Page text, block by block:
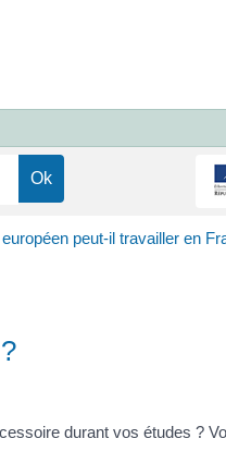
peut-il travailler en
durant vos études ?